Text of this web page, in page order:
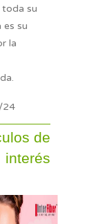
toda su
su
la
24
de
interés